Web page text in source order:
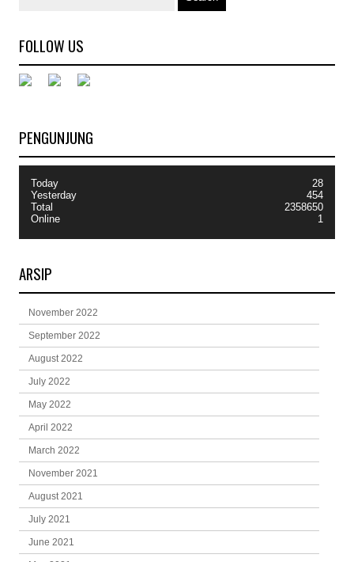
FOLLOW US
PENGUNJUNG
Today
Yesterday
Total
Online
28
454
2358650
1
ARSIP
November 2022
September 2022
August 2022
July 2022
May 2022
April 2022
March 2022
November 2021
August 2021
July 2021
June 2021